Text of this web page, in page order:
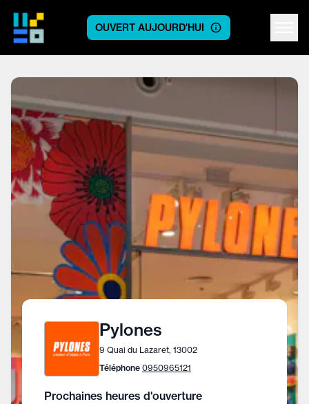
Centre logo
OUVERT AUJOURD'HUI
Pylones
9 Quai du Lazaret, 13002
Téléphone 0950965121
Prochaines heures d'ouverture